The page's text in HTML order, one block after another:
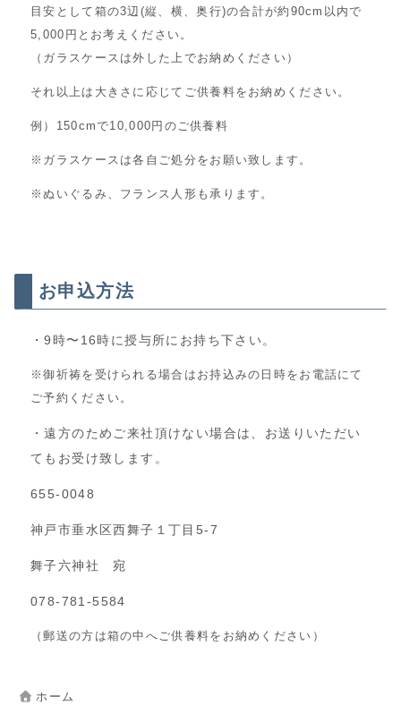
目安として箱の3辺(縦、横、奥行)の合計が約90cm以内で
5,000円とお考えください。
（ガラスケースは外した上でお納めください）
それ以上は大きさに応じてご供養料をお納めください。
例）150cmで10,000円のご供養料
※ガラスケースは各自ご処分をお願い致します。
※ぬいぐるみ、フランス人形も承ります。
お申込方法
・9時〜16時に授与所にお持ち下さい。
※御祈祷を受けられる場合はお持込みの日時をお電話にて
ご予約ください。
・遠方のためご来社頂けない場合は、お送りいただい
てもお受け致します。
655-0048
神戸市垂水区西舞子１丁目5-7
舞子六神社 宛
078-781-5584
（郵送の方は箱の中へご供養料をお納めください）
ホーム